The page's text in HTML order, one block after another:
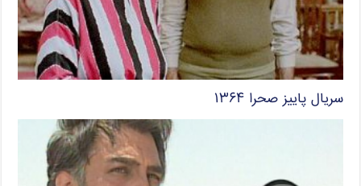
سریال پاییز صحرا ۱۳۶۴